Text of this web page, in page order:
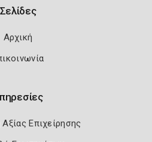
Σελίδες
Αρχική
Επιχείρησης